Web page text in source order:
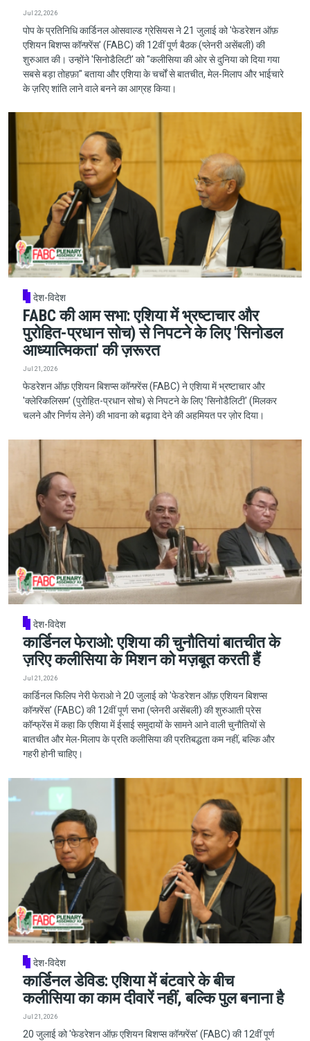
Jul 22, 2026
पोप के प्रतिनिधि कार्डिनल ओसवाल्ड ग्रेसियस ने 21 जुलाई को 'फेडरेशन ऑफ़
एशियन बिशप्स कॉन्फ़्रेंस' (FABC) की 12वीं पूर्ण बैठक (प्लेनरी असेंबली) की
शुरुआत की। उन्होंने 'सिनोडैलिटी' को "कलीसिया की ओर से दुनिया को दिया गया
सबसे बड़ा तोहफ़ा" बताया और एशिया के चर्चों से बातचीत, मेल-मिलाप और भाईचारे
के ज़रिए शांति लाने वाले बनने का आग्रह किया।
देश-विदेश
FABC की आम सभा: एशिया में भ्रष्टाचार और
पुरोहित-प्रधान सोच) से निपटने के लिए 'सिनोडल
आध्यात्मिकता' की ज़रूरत
Jul 21, 2026
फेडरेशन ऑफ़ एशियन बिशप्स कॉन्फ़्रेंस (FABC) ने एशिया में भ्रष्टाचार और
'क्लेरिकलिसम' (पुरोहित-प्रधान सोच) से निपटने के लिए 'सिनोडैलिटी' (मिलकर
चलने और निर्णय लेने) की भावना को बढ़ावा देने की अहमियत पर ज़ोर दिया।
देश-विदेश
कार्डिनल फेराओ: एशिया की चुनौतियां बातचीत के
ज़रिए कलीसिया के मिशन को मज़बूत करती हैं
Jul 21, 2026
कार्डिनल फिलिप नेरी फेराओ ने 20 जुलाई को 'फेडरेशन ऑफ़ एशियन बिशप्स
कॉन्फ़्रेंस' (FABC) की 12वीं पूर्ण सभा (प्लेनरी असेंबली) की शुरुआती प्रेस
कॉन्फ्रेंस में कहा कि एशिया में ईसाई समुदायों के सामने आने वाली चुनौतियों से
बातचीत और मेल-मिलाप के प्रति कलीसिया की प्रतिबद्धता कम नहीं, बल्कि और
गहरी होनी चाहिए।
देश-विदेश
कार्डिनल डेविड: एशिया में बंटवारे के बीच
कलीसिया का काम दीवारें नहीं, बल्कि पुल बनाना है
Jul 21, 2026
20 जुलाई को 'फेडरेशन ऑफ़ एशियन बिशप्स कॉन्फ़्रेंस' (FABC) की 12वीं पूर्ण